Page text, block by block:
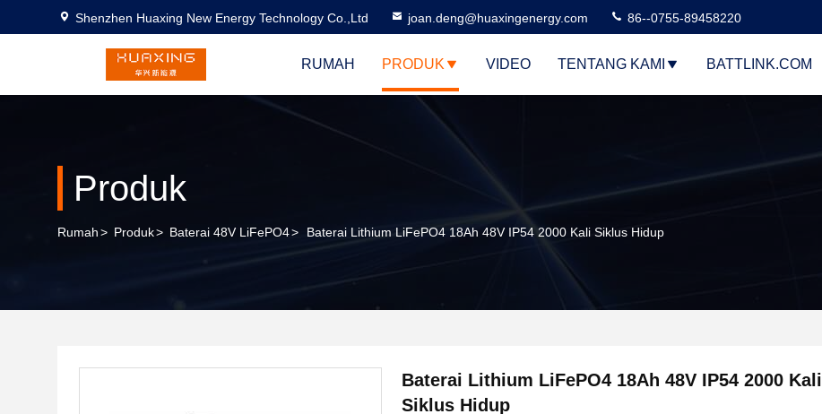
Shenzhen Huaxing New Energy Technology Co.,Ltd joan.deng@huaxingenergy.com 86--0755-89458220
RUMAH PRODUK VIDEO TENTANG KAMI BATTLINK.COM
Produk
Rumah> Produk> Baterai 48V LiFePO4> Baterai Lithium LiFePO4 18Ah 48V IP54 2000 Kali Siklus Hidup
Baterai Lithium LiFePO4 18Ah 48V IP54 2000 Kali
Siklus Hidup